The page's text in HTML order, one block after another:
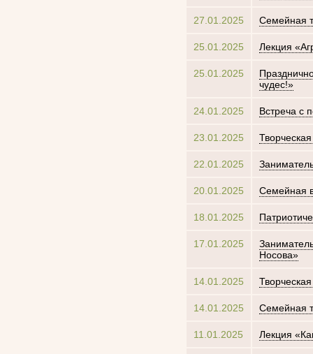
27.01.2025 Семейная
25.01.2025 Лекция
25.01.2025
чудес!»
24.01.2025 Встреча с
23.01.2025
22.01.2025
20.01.2025 Семейная
18.01.2025
17.01.2025
Носова»
14.01.2025
14.01.2025 Семейная
11.01.2025 Лекция